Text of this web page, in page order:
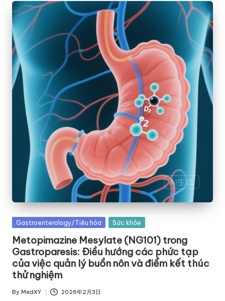
Posted
Gastroenterology/Tiêu hóa Sức khỏe
Metopimazine Mesylate (NG101) trong
Gastroparesis: Điều hướng các phức tạp
của việc quản lý buồn nôn và điểm kết thúc
thử nghiệm
Posted
By MedXY 2026年2月3日